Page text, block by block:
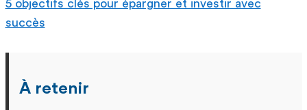
5 objectifs clés pour épargner et investir avec
succès
À retenir